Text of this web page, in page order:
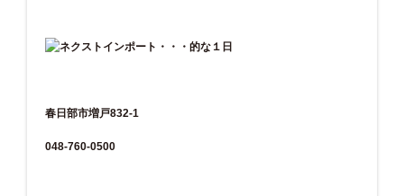
春日部市増戸832-1
048-760-0500